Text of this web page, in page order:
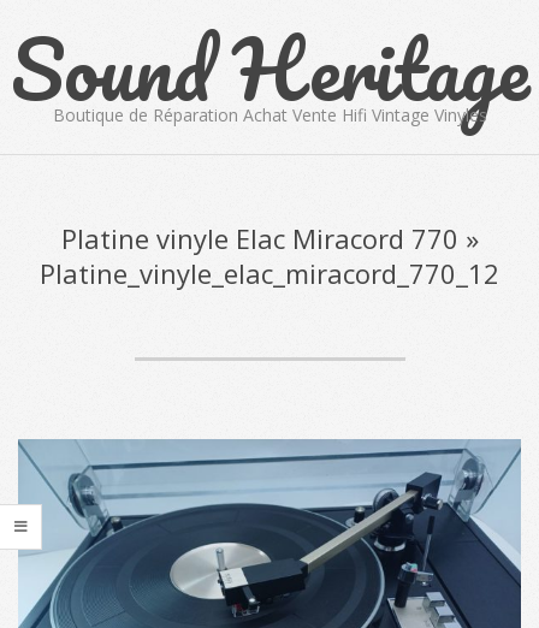
content
Sound Heritage
Boutique de Réparation Achat Vente Hifi Vintage Vinyles
Platine vinyle Elac Miracord 770 »
Platine_vinyle_elac_miracord_770_12